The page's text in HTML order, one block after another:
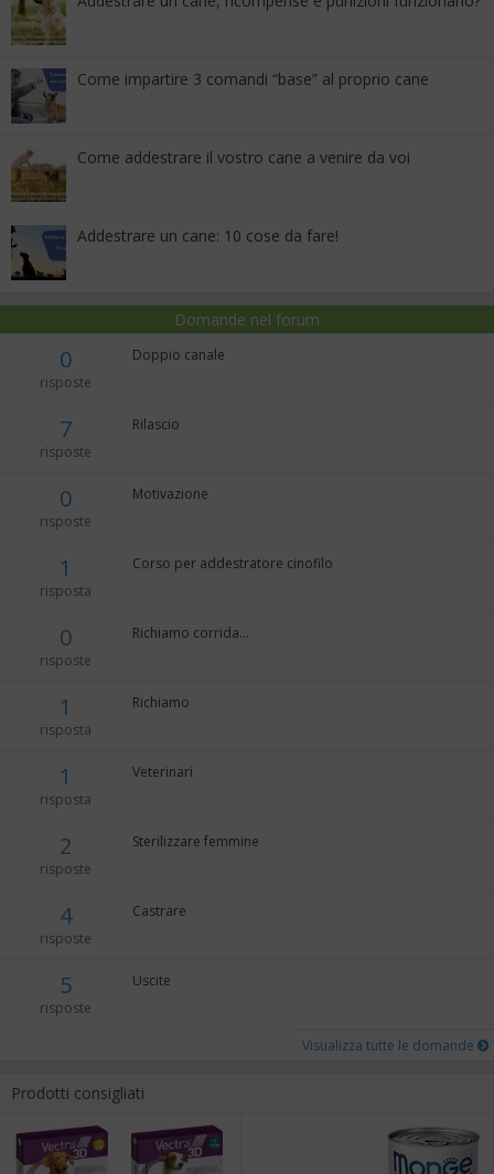
Come impartire 3 comandi “base” al proprio cane
Come addestrare il vostro cane a venire da voi
Addestrare un cane: 10 cose da fare!
Domande nel forum
0
risposte
Doppio canale
7
risposte
Rilascio
0
risposte
Motivazione
1
risposta
Corso per addestratore cinofilo
0
risposte
Richiamo corrida...
1
risposta
Richiamo
1
risposta
Veterinari
2
risposte
Sterilizzare femmine
4
risposte
Castrare
5
risposte
Uscite
Visualizza tutte le domande
Prodotti consigliati